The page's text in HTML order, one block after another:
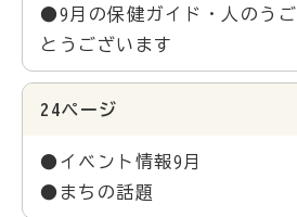
●9月の保健ガイド・人のう
とうございます
24ページ
●イベント情報9月
●まちの話題